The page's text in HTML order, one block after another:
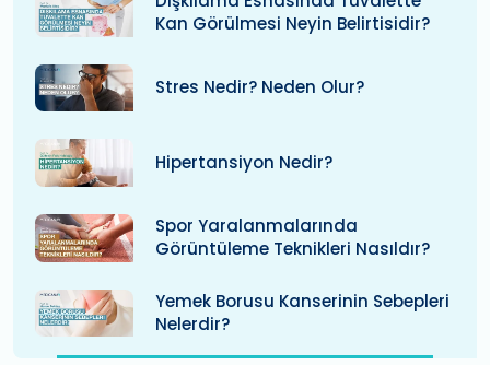
Kan Görülmesi Neyin Belirtisidir?
Stres Nedir? Neden Olur?
Hipertansiyon Nedir?
Spor Yaralanmalarında
Görüntüleme Teknikleri Nasıldır?
Yemek Borusu Kanserinin Sebepleri
Nelerdir?